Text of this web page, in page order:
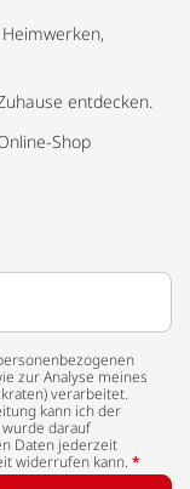
entdecken.
Shop
zur Analyse meines
verarbeitet.
kann ich der
darauf
Daten jederzeit
widerrufen kann. *